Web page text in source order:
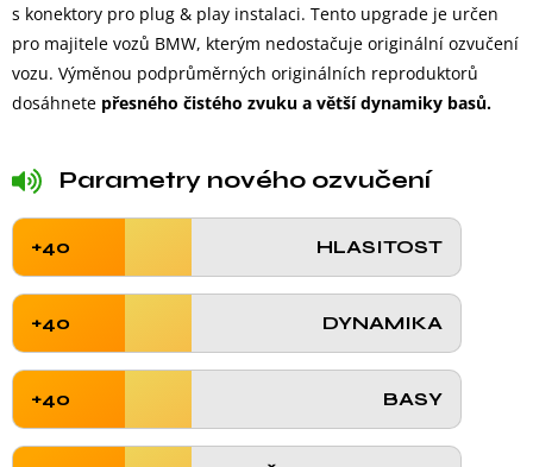
s konektory pro plug & play instalaci. Tento upgrade je určen
pro majitele vozů BMW, kterým nedostačuje originální ozvučení
vozu. Výměnou podprůměrných originálních reproduktorů
dosáhnete přesného čistého zvuku a větší dynamiky basů.
Parametry nového ozvučení
HLASITOST
+40
DYNAMIKA
+40
BASY
+40